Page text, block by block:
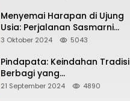
Menyemai Harapan di Ujung
Usia: Perjalanan Sasmarni
dalam Menyentuh Hati dan
3 Oktober 2024 5043
Pindapata: Keindahan Tradisi
Berbagi yang
Menghubungkan Umat dalam
21 September 2024 4890